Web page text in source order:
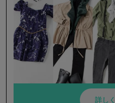
詳し